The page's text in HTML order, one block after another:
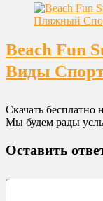
Beach Fun
Виды
Скачать бесплатно
Мы будем рады
Оставить